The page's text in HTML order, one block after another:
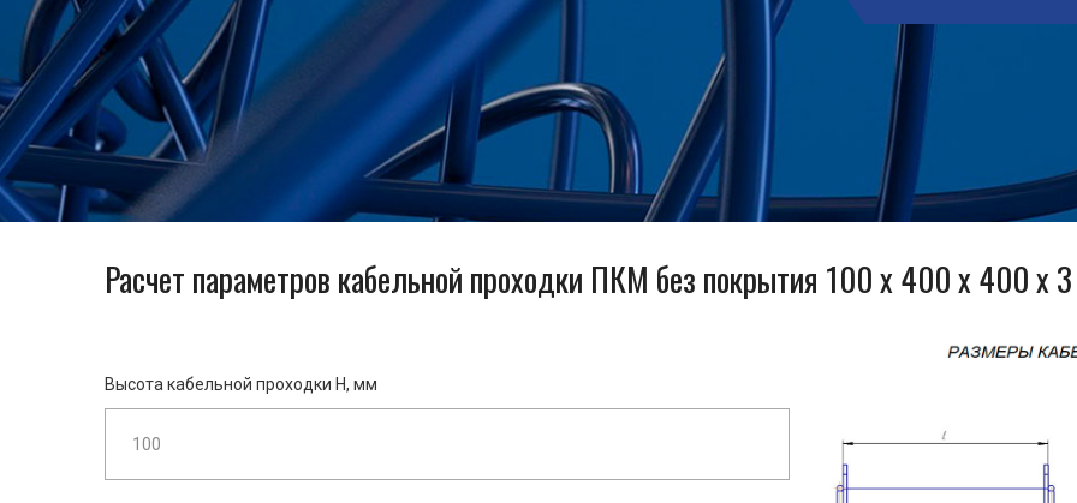
Расчет параметров кабельной проходки ПКМ без покрытия 100 x 400 x 400 x
Высота кабельной проходки H, мм